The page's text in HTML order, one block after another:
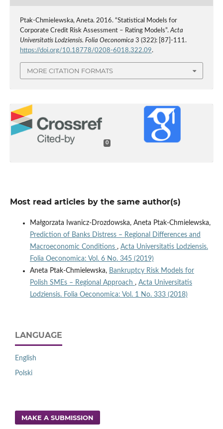
Ptak-Chmielewska, Aneta. 2016. “Statistical Models for
Corporate Credit Risk Assessment – Rating Models”.Acta
Universitatis Lodziensis. Folia Oeconomica 3 (322): [87]-111.
https://doi.org/10.18778/0208-6018.322.09.
MORE CITATION FORMATS
0
Most read articles by the same author(s)
Małgorzata Iwanicz-Drozdowska, Aneta Ptak-Chmielewska,
Prediction of Banks Distress – Regional Differences and
Macroeconomic Conditions , Acta Universitatis Lodziensis.
Folia Oeconomica: Vol. 6 No. 345 (2019)
Aneta Ptak-Chmielewska, Bankruptcy Risk Models for
Polish SMEs – Regional Approach , Acta Universitatis
Lodziensis. Folia Oeconomica: Vol. 1 No. 333 (2018)
LANGUAGE
English
Polski
MAKE A SUBMISSION